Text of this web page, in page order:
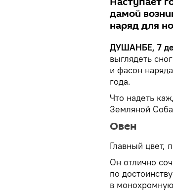
дамой
наряд для
ДУШАНБЕ, 7
выглядеть
и фасон
года.
Что надеть
Земляной
Овен
Главный цвет,
Он отлично
по
в